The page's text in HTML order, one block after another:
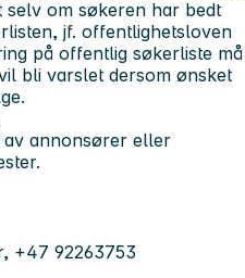
om søkeren har bedt
jf. offentlighetsloven
på offentlig søkerliste må
bli varslet dersom ønsket
annonsører eller
+47 92263753